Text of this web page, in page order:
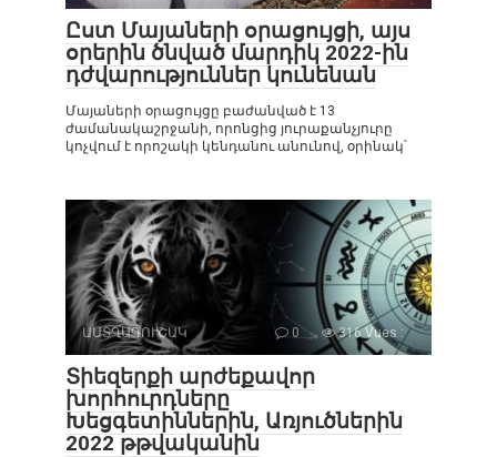
Ըստ Մայաների օրացույցի, այս
օրերին ծնված մարդիկ 2022-ին
դժվարություններ կունենան
Մայաների օրացույցը բաժանված է 13
ժամանակաշրջանի, որոնցից յուրաքանչյուրը
կոչվում է որոշակի կենդանու անունով, օրինակ՝
ԱՍՏՂԱԳՈՒՇԱԿ 0 316 Vues :
Տիեզերքի արժեքավոր
խորհուրդները
Խեցգետիններին, Առյուծներին
2022 թթվականին